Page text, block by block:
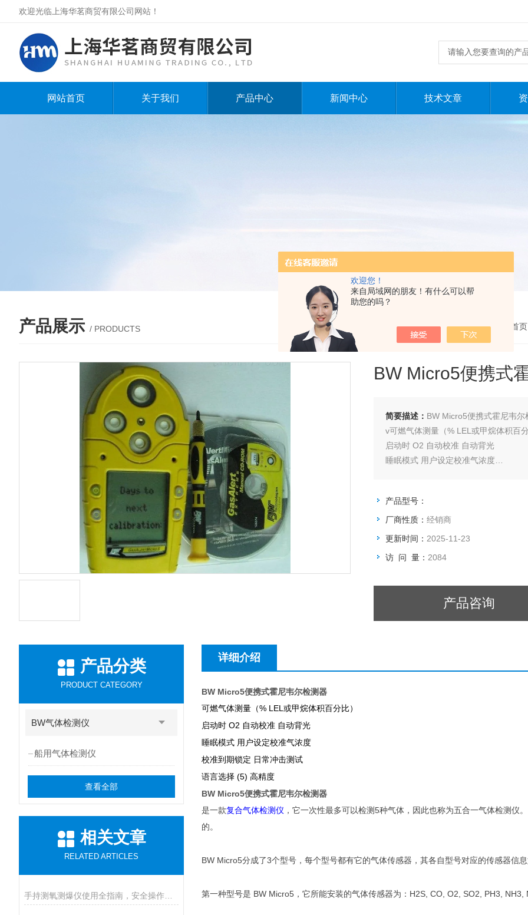
欢迎您！
来自局域网的朋友！有什么可以帮
助您的吗？
欢迎光临上海华茗商贸有限公司网站！
网站首页 关于我们 产品中心 新闻中心 技术文章
产品展示 / PRODUCTS 您的位置： 网站首页
BW Micro5便携式
简要描述： BW Micro5便携式霍尼韦尔
v可燃气体测量（% LEL或甲烷体积百
启动时 O2 自动校准 自动背光
睡眠模式 用户设定校准气浓度
产品型号：
厂商性质： 经销商
更新时间： 2025-11-23
访 问 量： 2084
产品咨询
产品分类
PRODUCT CATEGORY
BW气体检测仪
船用气体检测仪
查看全部
相关文章
RELATED ARTICLES
详细介绍
BW Micro5便携式霍尼韦尔检测器
可燃气体测量（% LEL 或甲烷体积百分比）
启动时 O2 自动校准 自动背光
睡眠模式 用户设定校准气浓度
校准到期锁定 日常冲击测试
语言选择 (5) 高精度
BW Micro5便携式霍尼韦尔检测器
是一款复合气体检测仪 ，它一次性最多可以检测 5种气体，因此也称为五合一气体检测仪
的。
BW Micro5分成了3个型号，每个型号都有它的气体传感器，其各自型号对应的传感器信
第一种型号是 BW Micro5 ，它所能安装的气体传感器为： H2S, CO, O2, SO2, PH3,